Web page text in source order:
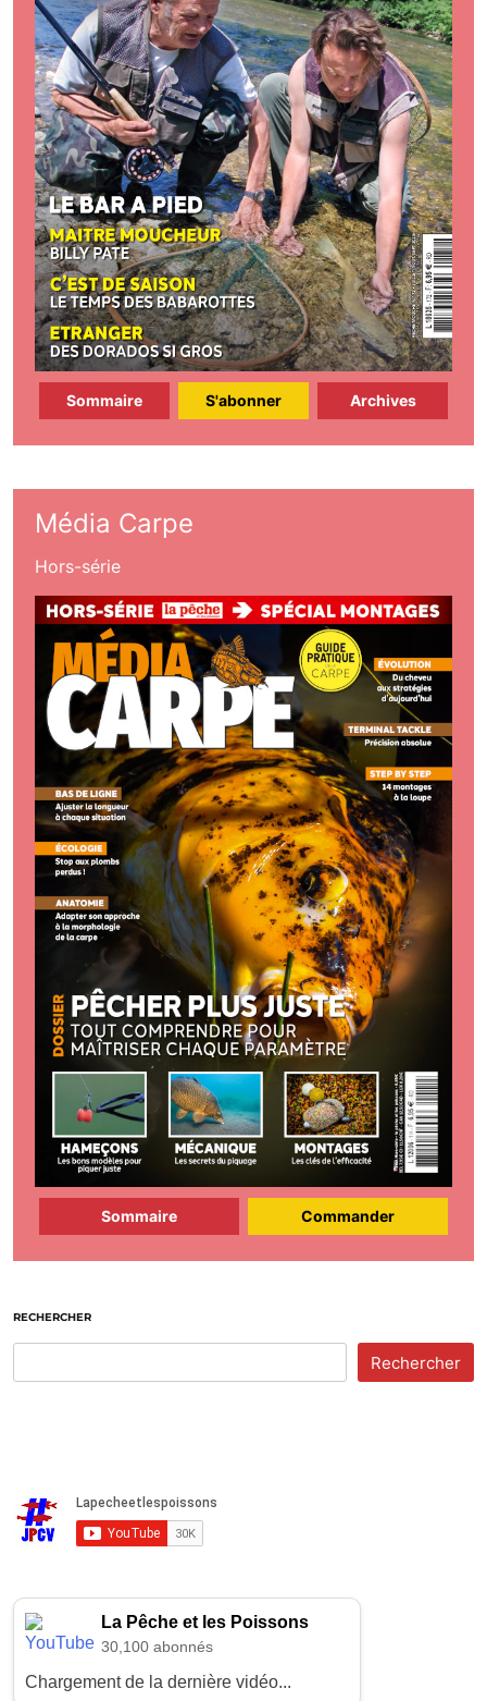
Sommaire S'abonner Archives
Média Carpe
Hors-série
Sommaire Commander
RECHERCHER
Rechercher
La Pêche et les Poissons
30,100 abonnés
Chargement de la dernière vidéo...